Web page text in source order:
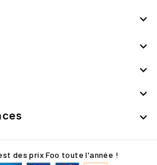





des prix Foo toute l'année !